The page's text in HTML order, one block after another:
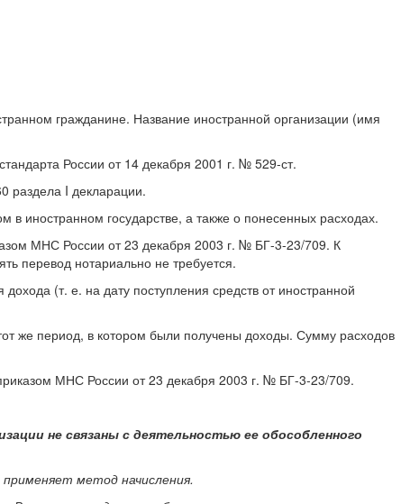
гражданине. Название иностранной организации (имя
России от 14 декабря 2001 г. № 529-ст.
раздела I декларации.
иностранном государстве, а также о понесенных расходах.
МНС России от 23 декабря 2003 г. № БГ-3-23/709. К
перевод нотариально не требуется.
(т. е. на дату поступления средств от иностранной
же период, в котором были получены доходы. Сумму расходов
МНС России от 23 декабря 2003 г. № БГ-3-23/709.
не связаны с деятельностью ее обособленного
метод начисления.